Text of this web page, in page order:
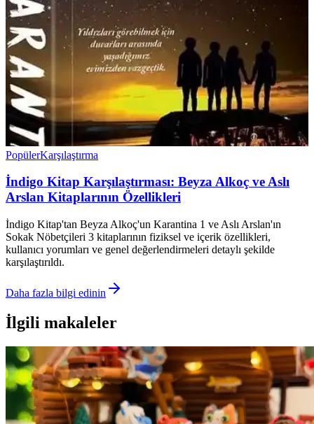
PopülerKarşılaştırma
İndigo Kitap Karşılaştırması: Beyza Alkoç ve Aslı
Arslan Kitaplarının Özellikleri
İndigo Kitap'tan Beyza Alkoç'un Karantina 1 ve Aslı Arslan'ın
Sokak Nöbetçileri 3 kitaplarının fiziksel ve içerik özellikleri,
kullanıcı yorumları ve genel değerlendirmeleri detaylı şekilde
karşılaştırıldı.
Daha fazla bilgi edinin
İlgili makaleler